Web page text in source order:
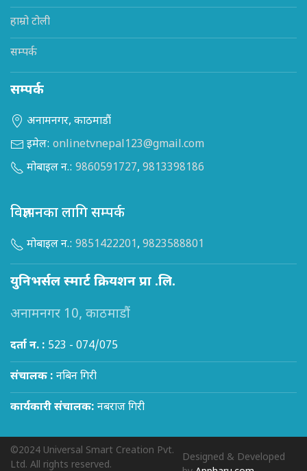
हाम्रो टोली
सम्पर्क
सम्पर्क
अनामनगर, काठमाडौं
इमेल: onlinetvnepal123@gmail.com
मोबाइल न.: 9860591727, 9813398186
विज्ञापनका लागि सम्पर्क
मोबाइल न.: 9851422201, 9823588801
युनिभर्सल स्मार्ट क्रियशन प्रा .लि.
अनामनगर 10, काठमाडौं
दर्ता न. : 523 - 074/075
संचालक : नबिन गिरी
कार्यकारी संचालक: नबराज गिरी
©2024 Universal Smart Creation Pvt.
Ltd. All rights reserved.
Designed & Developed